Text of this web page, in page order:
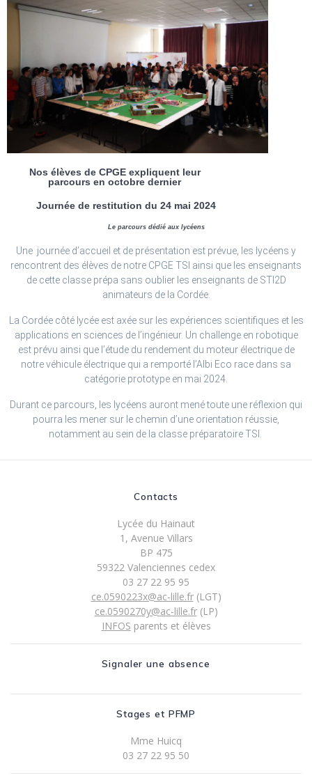
Nos élèves de CPGE expliquent leur
parcours en octobre dernier
Journée de restitution du 24 mai 2024
Le parcours dédié aux lycéens
Une journée d’accueil et de présentation est prévue, les lycéens y
rencontrent des élèves de notre CPGE TSI ainsi que les enseignants
de cette classe prépa sans oublier les enseignants de STI2D
animateurs de la Cordée.
La Cordée côté lycée est axée sur les expériences scientifiques et les
applications en sciences de l’ingénieur. Un challenge en robotique
est prévu ainsi que l’étude du rendement du moteur électrique de
notre véhicule électrique qui a remporté l’Albi Eco race dans sa
catégorie prototype en mai 2024.
Durant ce parcours, les lycéens auront mené toute une réflexion qui
pourra les mener sur le chemin d’une orientation réussie,
notamment au sein de la classe préparatoire TSI.
Contacts
Lycée du Hainaut
1, Avenue Villars
BP 475
59322 Valenciennes cedex
03 27 22 95 95
ce.0590223x@ac-lille.fr(LGT)
ce.0590270y@ac-lille.fr(LP)
INFOS parents et élèves
Signaler une absence
Stages et PFMP
Mme Huicq
03 27 22 95 50